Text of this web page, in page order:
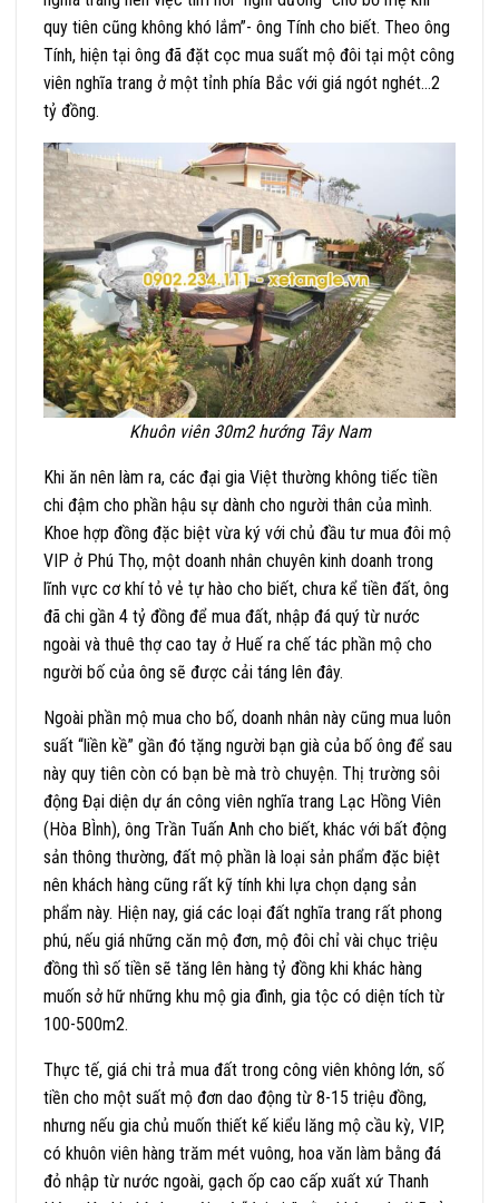
quy tiên cũng không khó lắm”- ông Tính cho biết. Theo ông
Tính, hiện tại ông đã đặt cọc mua suất mộ đôi tại một công
viên nghĩa trang ở một tỉnh phía Bắc với giá ngót nghét…2
tỷ đồng.
Khuôn viên 30m2 hướng Tây Nam
Khi ăn nên làm ra, các đại gia Việt thường không tiếc tiền
chi đậm cho phần hậu sự dành cho người thân của mình.
Khoe hợp đồng đặc biệt vừa ký với chủ đầu tư mua đôi mộ
VIP ở Phú Thọ, một doanh nhân chuyên kinh doanh trong
lĩnh vực cơ khí tỏ vẻ tự hào cho biết, chưa kể tiền đất, ông
đã chi gần 4 tỷ đồng để mua đất, nhập đá quý từ nước
ngoài và thuê thợ cao tay ở Huế ra chế tác phần mộ cho
người bố của ông sẽ được cải táng lên đây.
Ngoài phần mộ mua cho bố, doanh nhân này cũng mua luôn
suất “liền kề” gần đó tặng người bạn già của bố ông để sau
này quy tiên còn có bạn bè mà trò chuyện. Thị trường sôi
động Đại diện dự án công viên nghĩa trang Lạc Hồng Viên
(Hòa BÌnh), ông Trần Tuấn Anh cho biết, khác với bất động
sản thông thường, đất mộ phần là loại sản phẩm đặc biệt
nên khách hàng cũng rất kỹ tính khi lựa chọn dạng sản
phẩm này. Hiện nay, giá các loại đất nghĩa trang rất phong
phú, nếu giá những căn mộ đơn, mộ đôi chỉ vài chục triệu
đồng thì số tiền sẽ tăng lên hàng tỷ đồng khi khác hàng
muốn sở hữ những khu mộ gia đình, gia tộc có diện tích từ
100-500m2.
Thực tế, giá chi trả mua đất trong công viên không lớn, số
tiền cho một suất mộ đơn dao động từ 8-15 triệu đồng,
nhưng nếu gia chủ muốn thiết kế kiểu lăng mộ cầu kỳ, VIP,
có khuôn viên hàng trăm mét vuông, hoa văn làm bằng đá
đỏ nhập từ nước ngoài, gạch ốp cao cấp xuất xứ Thanh